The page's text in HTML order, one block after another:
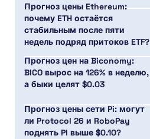
Прогноз цены Ethereum:
почему ETH остаётся
стабильным после пяти
недель подряд притоков ETF?
Прогноз цен на Biconomy:
BICO вырос на 126% в неделю,
а быки целят $0.03
Прогноз цены сети Pi: могут
ли Protocol 26 и RoboPay
поднять PI выше $0.10?